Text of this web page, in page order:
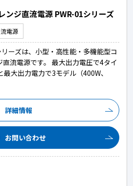
ンジ直流電源 PWR-01シリーズ
電源
ーズは、小型・高性能・多機能型コ
流電源です。 最大出力電圧で4タイ
大出力電力で3モデル（400W、
詳細情報
お問い合わせ